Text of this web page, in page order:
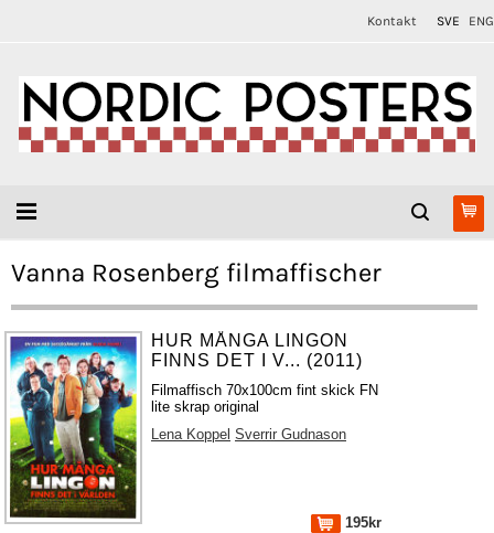
Kontakt SVE ENG
Vanna Rosenberg filmaffischer
HUR MÅNGA LINGON
FINNS DET I V... (2011)
Filmaffisch 70x100cm fint skick FN
lite skrap original
Lena Koppel Sverrir Gudnason
195kr